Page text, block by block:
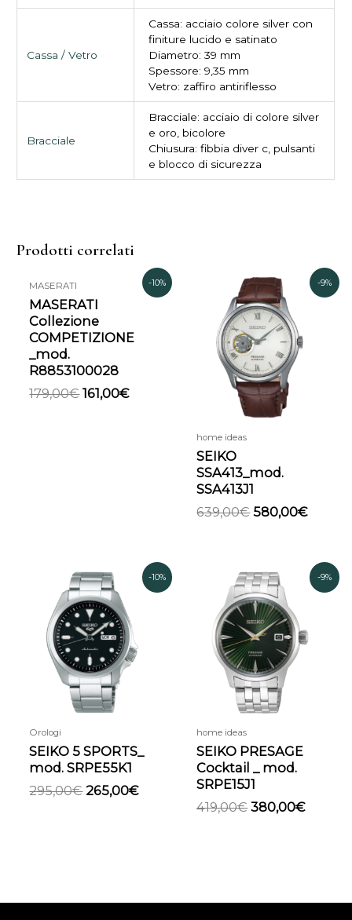
Cassa / Vetro
Cassa: acciaio colore silver con
finiture lucido e satinato
Diametro: 39 mm
Spessore: 9,35 mm
Vetro: zaffiro antiriflesso
Bracciale
Bracciale: acciaio di colore silver
e oro, bicolore
Chiusura: fibbia diver c, pulsanti
e blocco di sicurezza
Prodotti correlati
-10%
MASERATI
MASERATI
Collezione
COMPETIZIONE
_mod.
R8853100028
179,00€
prezzo
originale
era:
179,00€.
161,00€
prezzo
è:
161,00€.
-9%
home ideas
SEIKO
SSA413_mod.
SSA413J1
639,00€
Il
prezzo
originale
era:
639,00€.
580,00€
Il
-10%
Orologi
SEIKO 5 SPORTS_
mod. SRPE55K1
295,00€
Il
prezzo
originale
era:
295,00€.
265,00€
Il
prezzo
-9%
home ideas
SEIKO PRESAGE
Cocktail _ mod.
SRPE15J1
419,00€
Il
prezzo
originale
era:
419,00€.
380,00€
Il
prezzo